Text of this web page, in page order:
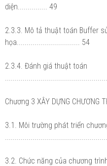
diện............... 49
2.3.3. Mô tả thuật toán Buffer
họa................................ 54
2.3.4. Đánh giá thuật toán
Chương 3 XÂY DỰNG CHƯƠNG
3.1. Môi trường phát triển
3.2. Chức năng của chương